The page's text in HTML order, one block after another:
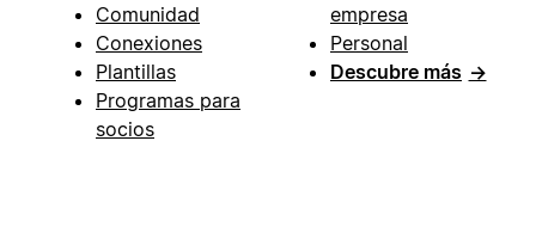
Comunidad
Conexiones
Plantillas
Programas para
socios
empresa
Personal
Descubre más →